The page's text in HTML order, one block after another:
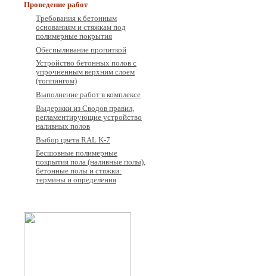
Проведение работ
Требования к бетонным
основаниям и стяжкам под
полимерные покрытия
Обеспыливание пропиткой
Устройство бетонных полов с
упрочненным верхним слоем
(топпингом)
Выполнение работ в комплексе
Выдержки из Сводов правил,
регламентирующие устройство
наливных полов
Выбор цвета RAL K-7
Бесшовные полимерные
покрытия пола (наливные полы),
бетонные полы и стяжки:
термины и определения